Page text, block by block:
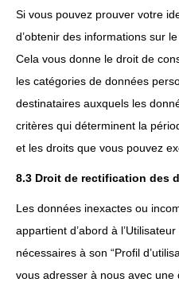
Si vous pouvez prouver votre
d’obtenir des informations sur
Cela vous donne le droit de
les catégories de données
destinataires auxquels les
critères qui déterminent la
et les droits que vous pouvez
8.3 Droit de rectification des
Les données inexactes ou
appartient d’abord à
nécessaires à son “Profil
vous adresser à nous avec une